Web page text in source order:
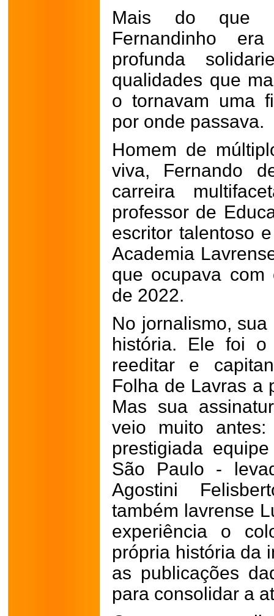
Mais do que
Fernandinho
profunda
qualidades que
o tornavam uma
por onde passava.
Homem de
viva, Fernando
carreira
professor de
escritor talentoso
Academia
que ocupava com
de 2022.
No jornalismo,
história. Ele foi o
reeditar e
Folha de Lavras a
Mas sua
veio muito
prestigiada
São Paulo -
Agostini
também lavrense
experiência o
própria história da
as publicações
para consolidar a